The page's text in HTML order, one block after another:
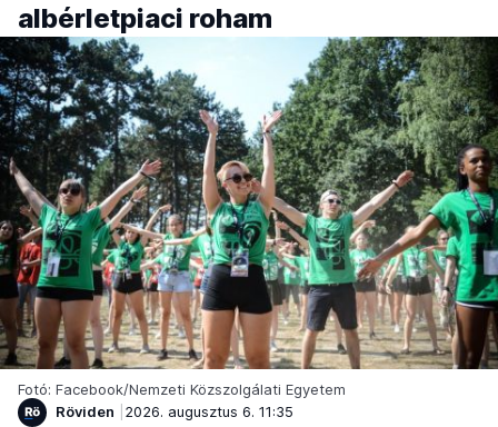
albérletpiaci roham
Fotó: Facebook/Nemzeti Közszolgálati Egyetem
Röviden
2026. augusztus 6. 11:35